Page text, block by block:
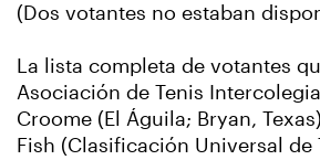
(Dos votantes no estaban
La lista completa de votantes
Asociación de Tenis
Croome (El Águila; Bryan,
Fish (Clasificación Universal de